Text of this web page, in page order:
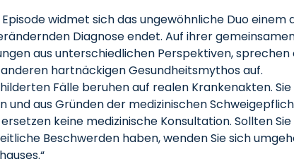
Episode widmet sich das ungewöhnliche Duo
Diagnose endet. Auf ihrer
aus unterschiedlichen Perspektiven,
hartnäckigen Gesundheitsmythos auf.
Fälle beruhen auf realen Krankenakten.
und aus Gründen der medizinischen
keine medizinische Konsultation. Sollten
Beschwerden haben, wenden Sie sich